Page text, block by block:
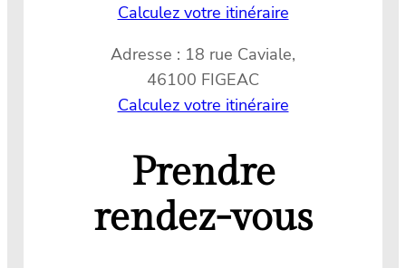
Calculez votre itinéraire
Adresse : 18 rue Caviale,
46100 FIGEAC
Calculez votre itinéraire
Prendre
rendez-vous